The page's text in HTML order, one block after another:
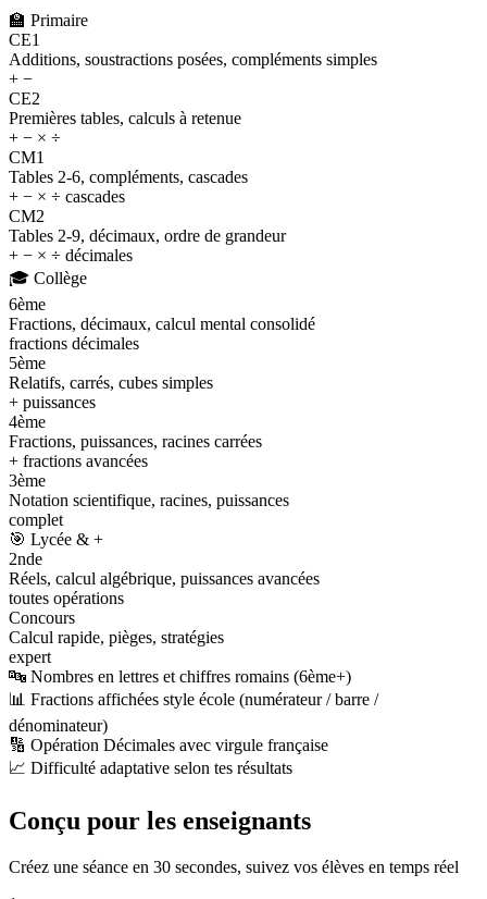
🏫 Primaire
CE1
Additions, soustractions posées, compléments simples
+ −
CE2
Premières tables, calculs à retenue
+ − × ÷
CM1
Tables 2-6, compléments, cascades
+ − × ÷ cascades
CM2
Tables 2-9, décimaux, ordre de grandeur
+ − × ÷ décimales
🎓 Collège
6ème
Fractions, décimaux, calcul mental consolidé
fractions décimales
5ème
Relatifs, carrés, cubes simples
+ puissances
4ème
Fractions, puissances, racines carrées
+ fractions avancées
3ème
Notation scientifique, racines, puissances
complet
🎯 Lycée & +
2nde
Réels, calcul algébrique, puissances avancées
toutes opérations
Concours
Calcul rapide, pièges, stratégies
expert
🔤 Nombres en lettres et chiffres romains (6ème+)
📊 Fractions affichées style école (numérateur / barre /
dénominateur)
🔢 Opération Décimales avec virgule française
📈 Difficulté adaptative selon tes résultats
Conçu pour les enseignants
Créez une séance en 30 secondes, suivez vos élèves en temps réel